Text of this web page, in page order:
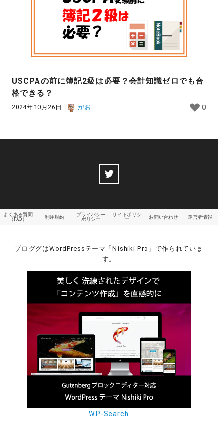
USCPAの前に簿記2級は必要？会計知識ゼロでも合
格できる？
2024年10月26日 がお 0
よくある質問
（FAQ）
利用規約
プライバシー
ポリシー
サイトポリシ
ー
お問い合わせ 運営者情報
ブロググはWordPressテーマ「Nishiki Pro」で作られていま
す。
WP-Search